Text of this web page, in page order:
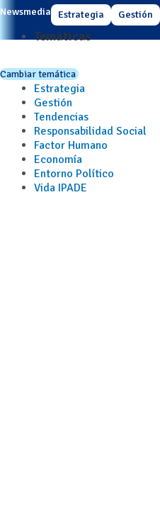
Newsmedia Estrategia Gestión
Temáticas
Cambiar temática
Estrategia
Gestión
Tendencias
Responsabilidad Social
Factor Humano
Economía
Entorno Político
Vida IPADE